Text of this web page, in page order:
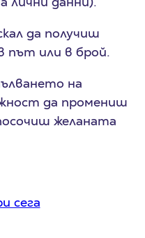
да получиш
път или в брой.
на
да промениш
желаната
сега